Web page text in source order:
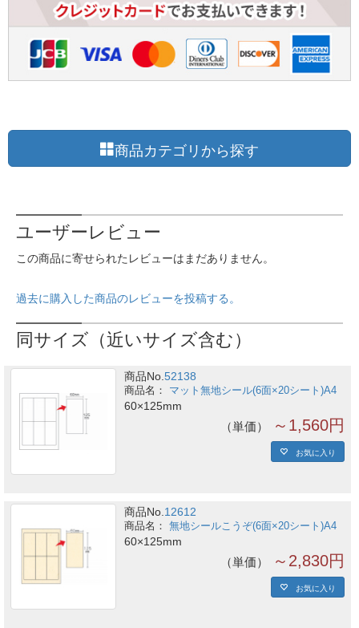
商品カテゴリから探す
ユーザーレビュー
この商品に寄せられたレビューはまだありません。
過去に購入した商品のレビューを投稿する。
同サイズ（近いサイズ含む）
商品No.52138
マット無地シール(6面×20シート)A4
60×125mm
単価 ～1,560円
お気に入り
商品No. 12612
無地シールこうぞ(6面×20シート)A4
60×125mm
単価 ～2,830円
お気に入り